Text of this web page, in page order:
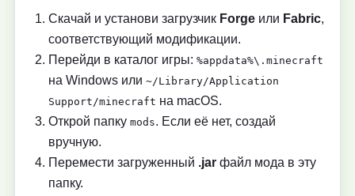
Скачай и установи загрузчик Forge или Fabric,
соответствующий модификации.
Перейди в каталог игры: %appdata%\.minecraft
на Windows или ~/Library/Application
Support/minecraft на macOS.
Открой папку mods. Если её нет, создай
вручную.
Перемести загруженный .jar файл мода в эту
папку.